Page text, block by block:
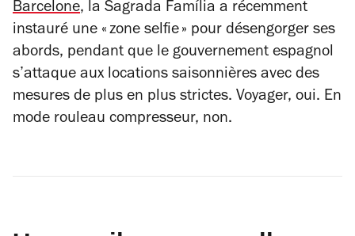
Barcelone, la Sagrada Família a récemment
instauré une « zone selfie » pour désengorger ses
abords, pendant que le gouvernement espagnol
s’attaque aux locations saisonnières avec des
mesures de plus en plus strictes. Voyager, oui. En
mode rouleau compresseur, non.